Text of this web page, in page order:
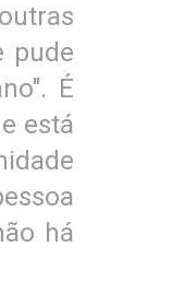
pude
É
está
há